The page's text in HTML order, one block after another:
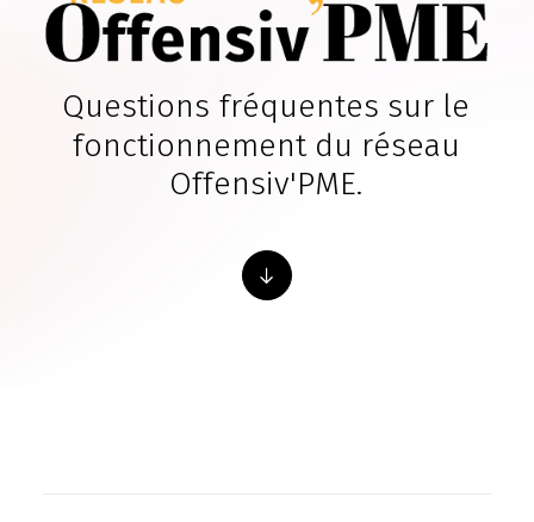
QUESTIONS FRÉQUENTES
ACTUALITÉ & RESSOURCES
NOUS CONTACTER
ESPACE ADHÉRENT
SUIVEZ-NOUS SUR LINKEDIN !
Questions fréquentes sur le
fonctionnement du réseau
Offensiv'PME.